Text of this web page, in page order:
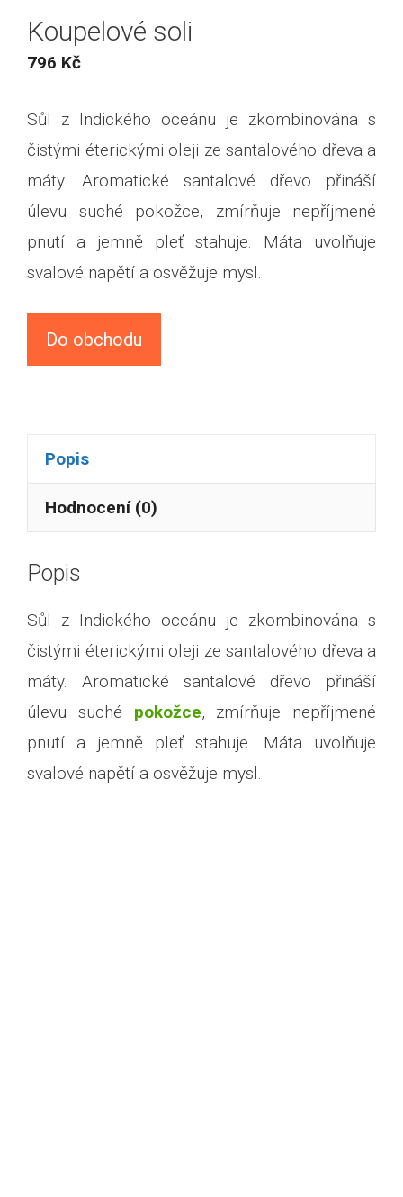
Koupelové soli
796 Kč
Sůl z Indického oceánu je zkombinována s
čistými éterickými oleji ze santalového dřeva a
máty. Aromatické santalové dřevo přináší
úlevu suché pokožce, zmírňuje nepříjmené
pnutí a jemně pleť stahuje. Máta uvolňuje
svalové napětí a osvěžuje mysl.
Do obchodu
Popis
Hodnocení (0)
Popis
Sůl z Indického oceánu je zkombinována s
čistými éterickými oleji ze santalového dřeva a
máty. Aromatické santalové dřevo přináší
úlevu suché pokožce, zmírňuje nepříjmené
pnutí a jemně pleť stahuje. Máta uvolňuje
svalové napětí a osvěžuje mysl.